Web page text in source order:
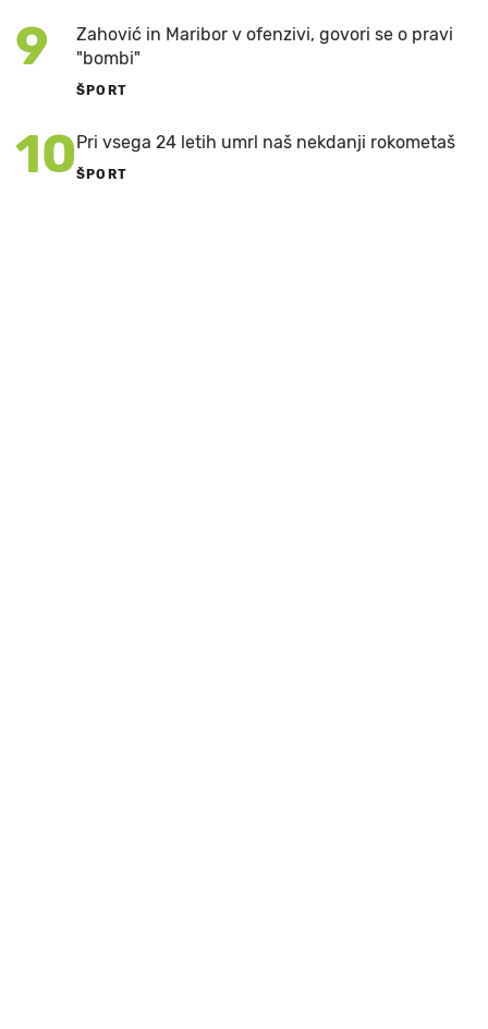
9
Zahović in Maribor v ofenzivi, govori se o pravi
"bombi"
ŠPORT
10Pri vsega 24 letih umrl naš nekdanji rokometaš
ŠPORT